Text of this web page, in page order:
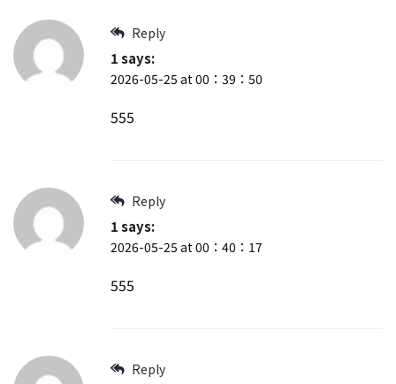
Reply
1says:
2026-05-25 at 00：39：50
555
Reply
1says:
2026-05-25 at 00：40：17
555
Reply